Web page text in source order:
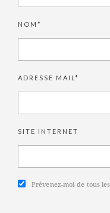
NOM*
ADRESSE MAIL*
SITE INTERNET
Prévenez-moi de tous